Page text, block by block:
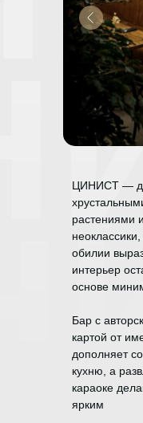
ЦИНИСТ —
растениями
обилии
интерьер
основе
Бар с
картой от
дополняет
кухню, а
караоке
ярким